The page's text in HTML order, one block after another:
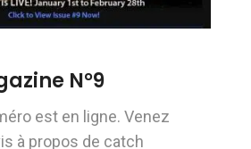
N°9
est en ligne. Venez
à propos de catch